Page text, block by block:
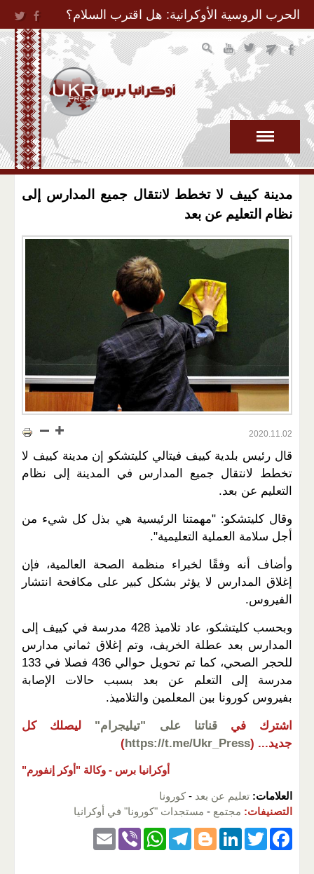
Jump to Navigation
الحرب الروسية الأوكرانية: هل اقترب السلام؟
مدينة كييف لا تخطط لانتقال جميع المدارس إلى
نظام التعليم عن بعد
2020.11.02
قال رئيس بلدية كييف فيتالي كليتشكو إن مدينة كييف لا
تخطط لانتقال جميع المدارس في المدينة إلى نظام
التعليم عن بعد.
وقال كليتشكو: "مهمتنا الرئيسية هي بذل كل شيء من
أجل سلامة العملية التعليمية".
وأضاف أنه وفقًا لخبراء منظمة الصحة العالمية، فإن
إغلاق المدارس لا يؤثر بشكل كبير على مكافحة انتشار
الفيروس.
وبحسب كليتشكو، عاد تلاميذ 428 مدرسة في كييف إلى
المدارس بعد عطلة الخريف، وتم إغلاق ثماني مدارس
للحجر الصحي، كما تم تحويل حوالي 436 فصلا في 133
مدرسة إلى التعلم عن بعد بسبب حالات الإصابة
بفيروس كورونا بين المعلمين والتلاميذ.
اشترك في قناتنا على "تيليجرام"
ليصلك كل
جديد... (
https://t.me/Ukr_Press
)
أوكرانيا برس - وكالة "أوكر إنفورم"
العلامات: تعليم عن بعد - كورونا
التصنيفات: مجتمع - مستجدات "كورونا" في أوكرانيا
F
T
Li
Bl
T
W
Vi